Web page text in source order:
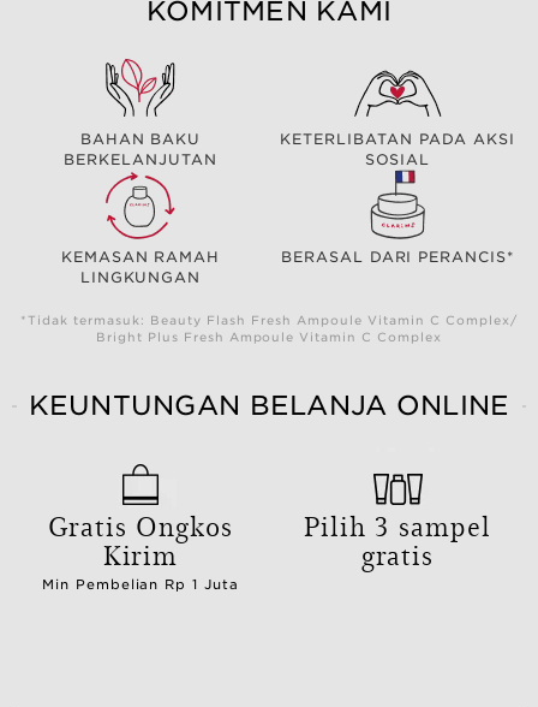
KOMITMEN KAMI
BAHAN BAKU
BERKELANJUTAN
KETERLIBATAN PADA AKSI
SOSIAL
KEMASAN RAMAH
LINGKUNGAN
BERASAL DARI PERANCIS*
*Tidak termasuk: Beauty Flash Fresh Ampoule Vitamin C Complex/
Bright Plus Fresh Ampoule Vitamin C Complex
KEUNTUNGAN BELANJA ONLINE
Gratis Ongkos
Kirim
Min Pembelian Rp 1 Juta
Pilih 3 sampel
gratis